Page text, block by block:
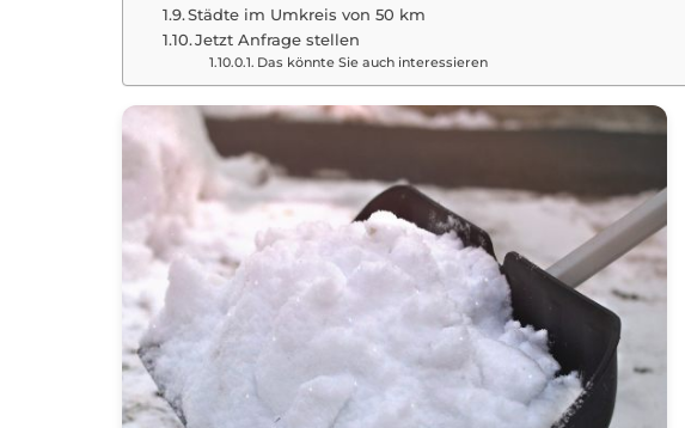
Städte im Umkreis von 50 km
Jetzt Anfrage stellen
Das könnte Sie auch interessieren